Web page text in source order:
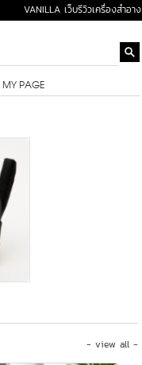
VANILLA เว็บรีวิวเครื่องสำอาง
MY PAGE
- view all -